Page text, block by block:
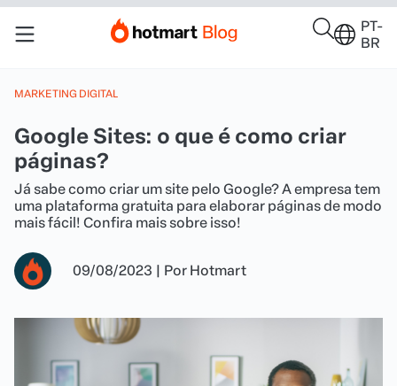
PT-
BR
MARKETING DIGITAL
Google Sites: o que é como criar
páginas?
Já sabe como criar um site pelo Google? A empresa tem
uma plataforma gratuita para elaborar páginas de modo
mais fácil! Confira mais sobre isso!
09/08/2023 | Por Hotmart